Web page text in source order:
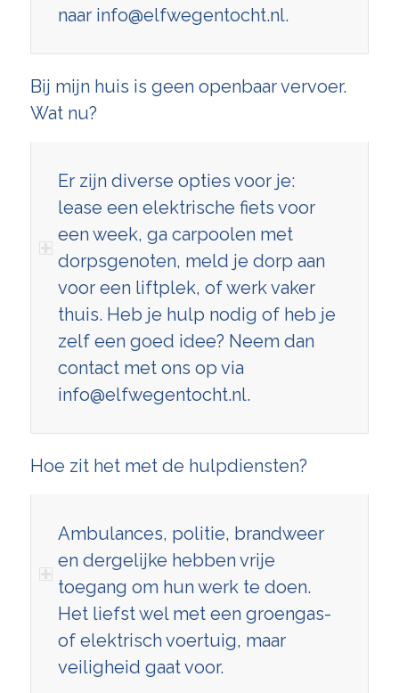
naar info@elfwegentocht.nl.
Bij mijn huis is geen openbaar vervoer.
Wat nu?
Er zijn diverse opties voor je:
lease een elektrische fiets voor
een week, ga carpoolen met
dorpsgenoten, meld je dorp aan
voor een liftplek, of werk vaker
thuis. Heb je hulp nodig of heb je
zelf een goed idee? Neem dan
contact met ons op via
info@elfwegentocht.nl.
Hoe zit het met de hulpdiensten?
Ambulances, politie, brandweer
en dergelijke hebben vrije
toegang om hun werk te doen.
Het liefst wel met een groengas-
of elektrisch voertuig, maar
veiligheid gaat voor.